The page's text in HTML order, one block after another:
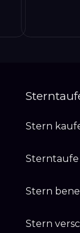
Stern
Sterntaufe
Stern
Stern